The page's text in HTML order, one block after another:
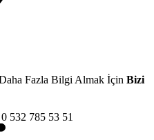
Fazla Bilgi Almak İçin Bizi
532 785 53 51